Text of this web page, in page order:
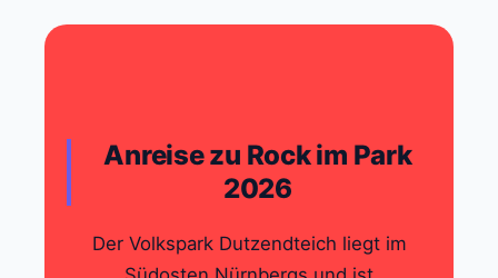
Anreise zu Rock im Park
2026
Der Volkspark Dutzendteich liegt im